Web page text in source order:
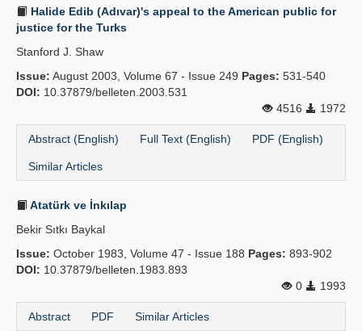
Halide Edib (Adıvar)'s appeal to the American public for
justice for the Turks
Stanford J. Shaw
Issue: August 2003, Volume 67 - Issue 249 Pages: 531-540
DOI: 10.37879/belleten.2003.531
4516
1972
Abstract (English) Full Text (English) PDF (English)
Similar Articles
Atatürk ve İnkılap
Bekir Sıtkı Baykal
Issue: October 1983, Volume 47 - Issue 188 Pages: 893-902
DOI: 10.37879/belleten.1983.893
0
1993
Abstract PDF Similar Articles